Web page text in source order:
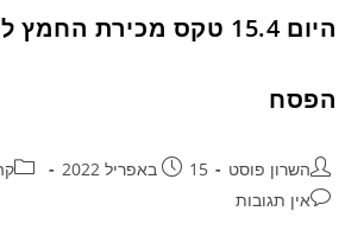
היום 15.4 טקס מכירת
הפסח
השרון פוסט 15 באפריל 2022
אין תגובות